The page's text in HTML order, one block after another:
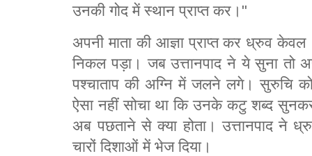
उनकी गोद में स्थान प्राप्त कर।"
अपनी माता की आज्ञा प्राप्त कर ध्रुव
निकल पड़ा। जब उत्तानपाद ने ये सुना तो
पश्चाताप की अग्नि में जलने लगे। सुरुचि
ऐसा नहीं सोचा था कि उनके कटु शब्द
अब पछताने से क्या होता। उत्तानपाद ने
चारों दिशाओं में भेज दिया।